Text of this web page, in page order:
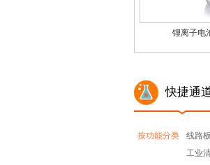
锂离子电
快捷通
按功能分类 线路
工业